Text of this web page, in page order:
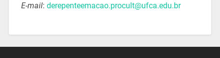
E-mail: derepenteemacao.procult@ufca.edu.br